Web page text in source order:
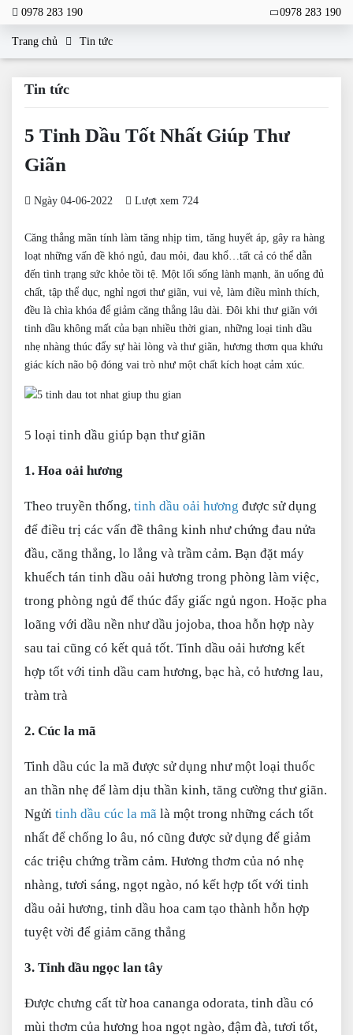
0978 283 190 0978 283 190
Trang chủ Tin tức
Tin tức
5 Tinh Dầu Tốt Nhất Giúp Thư
Giãn
Ngày 04-06-2022 Lượt xem 724
Căng thẳng mãn tính làm tăng nhịp tim, tăng huyết áp, gây ra hàng
loạt những vấn đề khó ngủ, đau mỏi, đau khổ…tất cả có thể dẫn
đến tình trạng sức khỏe tồi tệ. Một lối sống lành mạnh, ăn uống đủ
chất, tập thể dục, nghỉ ngơi thư giãn, vui vẻ, làm điều mình thích,
đều là chìa khóa để giảm căng thẳng lâu dài. Đôi khi thư giãn với
tinh dầu không mất của bạn nhiều thời gian, những loại tinh dầu
nhẹ nhàng thúc đẩy sự hài lòng và thư giãn, hương thơm qua khứu
giác kích não bộ đóng vai trò như một chất kích hoạt cảm xúc.
5 loại tinh dầu giúp bạn thư giãn
1. Hoa oải hương
Theo truyền thống, tinh dầu oải hương được sử dụng
để điều trị các vấn đề thâng kinh như chứng đau nửa
đầu, căng thẳng, lo lắng và trầm cảm. Bạn đặt máy
khuếch tán tinh dầu oải hương trong phòng làm việc,
trong phòng ngủ để thúc đẩy giấc ngủ ngon. Hoặc pha
loãng với dầu nền như dầu jojoba, thoa hỗn hợp này
sau tai cũng có kết quả tốt. Tinh dầu oải hương kết
hợp tốt với tinh dầu cam hương, bạc hà, cỏ hương lau,
tràm trà
2. Cúc la mã
Tinh dầu cúc la mã được sử dụng như một loại thuốc
an thần nhẹ để làm dịu thần kinh, tăng cường thư giãn.
Ngửi tinh dầu cúc la mã là một trong những cách tốt
nhất để chống lo âu, nó cũng được sử dụng để giảm
các triệu chứng trầm cảm. Hương thơm của nó nhẹ
nhàng, tươi sáng, ngọt ngào, nó kết hợp tốt với tinh
dầu oải hương, tinh dầu hoa cam tạo thành hỗn hợp
tuyệt vời để giảm căng thẳng
3. Tinh dầu ngọc lan tây
Được chưng cất từ hoa cananga odorata, tinh dầu có
mùi thơm của hương hoa ngọt ngào, đậm đà, tươi tốt,